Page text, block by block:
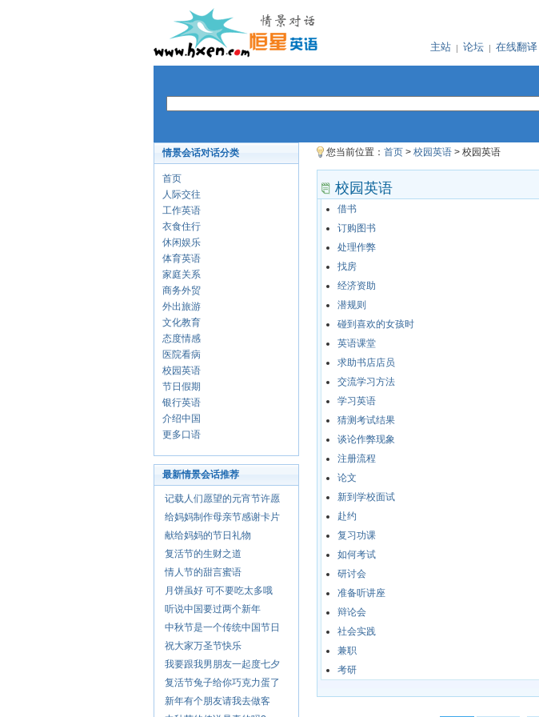
主站 论坛 在线翻译
情景会话对话分类
首页
人际交往
工作英语
衣食住行
休闲娱乐
体育英语
家庭关系
商务外贸
外出旅游
文化教育
态度情感
医院看病
校园英语
节日假期
银行英语
介绍中国
更多口语
最新情景会话推荐
记载人们愿望的元宵节许愿
给妈妈制作母亲节感谢卡片
献给妈妈的节日礼物
复活节的生财之道
情人节的甜言蜜语
月饼虽好 可不要吃太多哦
听说中国要过两个新年
中秋节是一个传统中国节日
祝大家万圣节快乐
我要跟我男朋友一起度七夕
复活节兔子给你巧克力蛋了
新年有个朋友请我去做客
您当前位置： 首页 > 校园英语 > 校园英语
校园英语
借书
订购图书
处理作弊
找房
经济资助
潜规则
碰到喜欢的女孩时
英语课堂
求助书店店员
交流学习方法
学习英语
猜测考试结果
谈论作弊现象
注册流程
论文
新到学校面试
赴约
复习功课
如何考试
研讨会
准备听讲座
辩论会
社会实践
兼职
考研